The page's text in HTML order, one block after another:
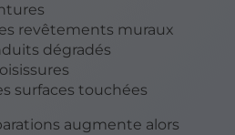
revêtements muraux
dégradés
surfaces touchées
augmente alors